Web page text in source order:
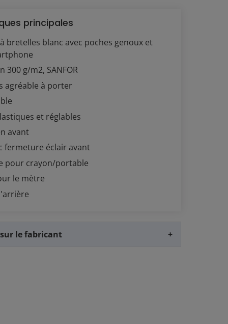
principales
bretelles blanc avec poches genoux et
300 g/m2, SANFOR
agréable à porter
et réglables
avant
fermeture éclair avant
pour crayon/portable
le mètre
le fabricant +